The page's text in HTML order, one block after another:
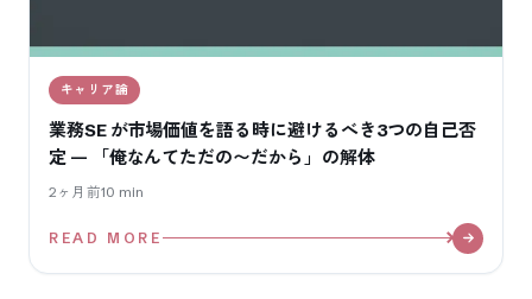
キャリア論
業務SE が市場価値を語る時に避けるべき3つの自己否
定 — 「俺なんてただの〜だから」の解体
2ヶ月前10 min
READ MORE